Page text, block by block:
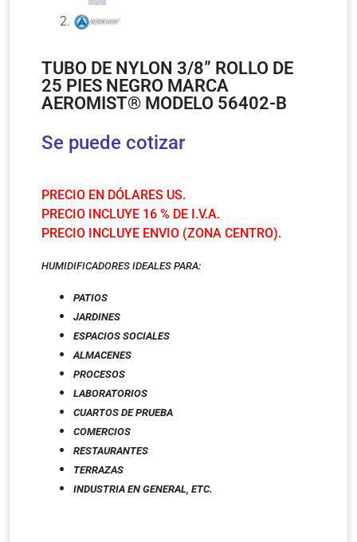
TUBO DE NYLON 3/8” ROLLO DE
25 PIES NEGRO MARCA
AEROMIST® MODELO 56402-B
Se puede cotizar
PRECIO EN DÓLARES US.
PRECIO INCLUYE 16 % DE I.V.A.
PRECIO INCLUYE ENVIO (ZONA CENTRO).
HUMIDIFICADORES IDEALES PARA:
PATIOS
JARDINES
ESPACIOS SOCIALES
ALMACENES
PROCESOS
LABORATORIOS
CUARTOS DE PRUEBA
COMERCIOS
RESTAURANTES
TERRAZAS
INDUSTRIA EN GENERAL ETC.